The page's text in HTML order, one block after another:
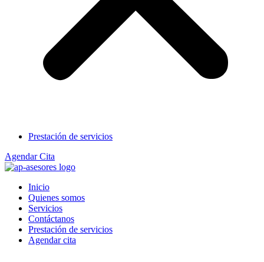
Prestación de servicios
Agendar Cita
Inicio
Quienes somos
Servicios
Contáctanos
Prestación de servicios
Agendar cita